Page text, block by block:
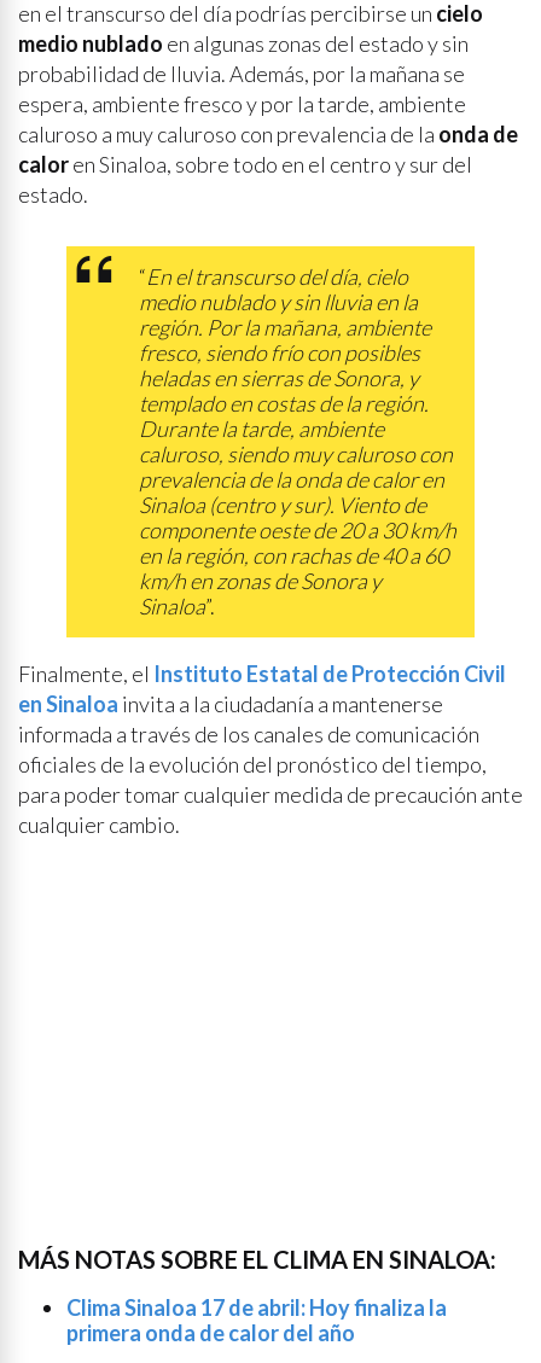
en el transcurso del día podrías percibirse un cielo
medio nublado en algunas zonas del estado y sin
probabilidad de lluvia. Además, por la mañana se
espera, ambiente fresco y por la tarde, ambiente
caluroso a muy caluroso con prevalencia de la onda de
caloren Sinaloa, sobre todo en el centro y sur del
estado.
“En el transcurso del día, cielo
medio nublado y sin lluvia en la
región. Por la mañana, ambiente
fresco, siendo frío con posibles
heladas en sierras de Sonora, y
templado en costas de la región.
Durante la tarde, ambiente
caluroso, siendo muy caluroso con
prevalencia de la onda de calor en
Sinaloa (centro y sur). Viento de
componente oeste de 20 a 30 km/h
en la región, con rachas de 40 a 60
km/h en zonas de Sonora y
Sinaloa”.
Finalmente, el Instituto Estatal de Protección Civil
en Sinaloa invita a la ciudadanía a mantenerse
informada a través de los canales de comunicación
oficiales de la evolución del pronóstico del tiempo,
para poder tomar cualquier medida de precaución ante
cualquier cambio.
MÁS NOTAS SOBRE EL CLIMA EN SINALOA:
Clima Sinaloa 17 de abril: Hoy finaliza la
primera onda de calor del año